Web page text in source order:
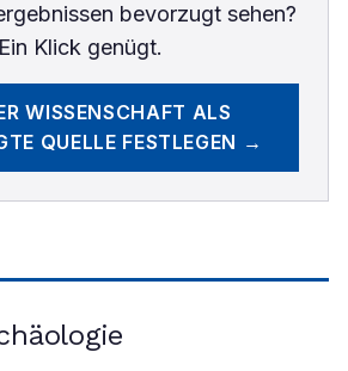
bevorzugt sehen?
Ein Klick genügt.
WISSENSCHAFT ALS
QUELLE FESTLEGEN →